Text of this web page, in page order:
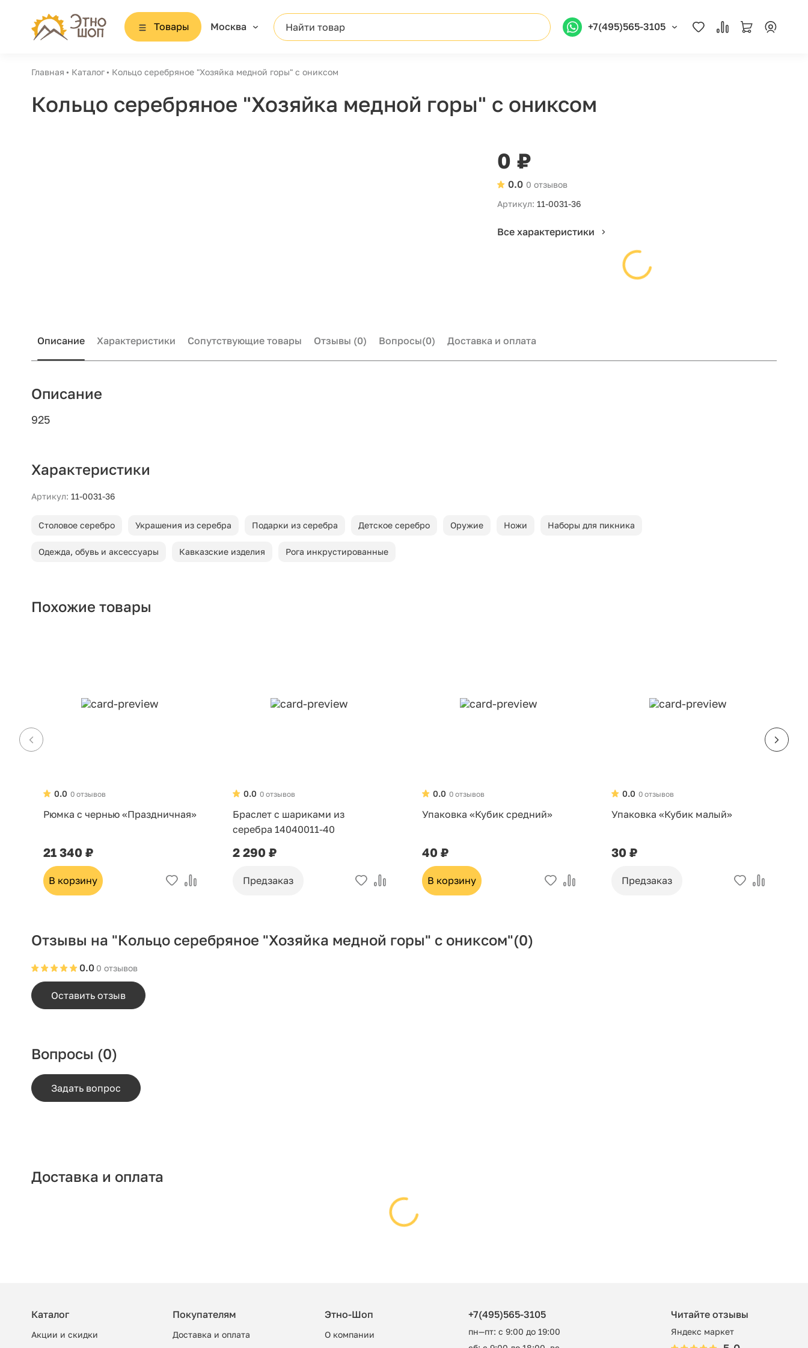
Товары Москва Найти товар +7(495)565-3105
Главная Каталог Кольцо серебряное "Хозяйка медной горы" с ониксом
Кольцо серебряное "Хозяйка медной горы" с ониксом
0 ₽
0 отзывов
0.0
Артикул: 11-0031-36
Все характеристики
Описание Характеристики Сопутствующие товары Отзывы (0) Вопросы(0) Доставка и оплата
Описание
925
Характеристики
Артикул: 11-0031-36
Столовое серебро Украшения из серебра Подарки из серебра Детское серебро Оружие Ножи Наборы для пикника
Одежда, обувь и аксессуары Кавказские изделия Рога инкрустированные
Похожие товары
0 отзывов
0.0
Рюмка с чернью «Праздничная»
21 340 ₽
В корзину
0 отзывов
0.0
Браслет с шариками из
серебра 14040011-40
2 290 ₽
Предзаказ
0 отзывов
0.0
Упаковка «Кубик средний»
40 ₽
В корзину
0 отзывов
0.0
Упаковка «Кубик малый»
30 ₽
Предзаказ
Отзывы на "Кольцо серебряное "Хозяйка медной горы" с ониксом"(0)
0 отзывов
0.0
Оставить отзыв
Вопросы (0)
Задать вопрос
Доставка и оплата
Каталог
Акции и скидки
Покупателям
Доставка и оплата
Этно-Шоп
О компании
+7(495)565-3105
пн—пт: с 9:00 до 19:00
Читайте отзывы
Яндекс маркет